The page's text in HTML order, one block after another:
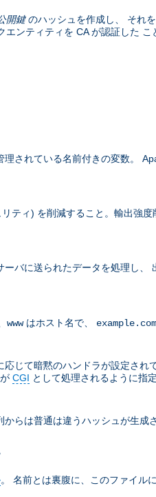
開鍵のハッシュを作成し、 それ
ンティティを CA が認証した こ
されている名前付きの変数。
ティ) を削減すること。輸出強
バに送られたデータを処理し、
wwwはホスト名で、 example.com
じて暗黙のハンドラが設定され
CGI として処理されるように指定
らは普通は違うハッシュが生成
。 名前とは裏腹に、このファイル